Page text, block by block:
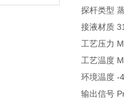
探杆类型
接液材质
工艺压力
工艺温度
环境温度 -
输出信号